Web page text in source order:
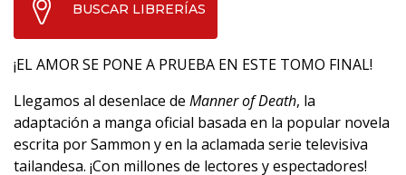
BUSCAR LIBRERÍAS
¡EL AMOR SE PONE A PRUEBA EN ESTE TOMO FINAL!
Llegamos al desenlace de Manner of Death, la
adaptación a manga oficial basada en la popular novela
escrita por Sammon y en la aclamada serie televisiva
tailandesa. ¡Con millones de lectores y espectadores!